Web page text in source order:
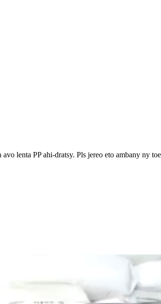
lenta PP ahi-dratsy. Pls jereo eto ambany ny